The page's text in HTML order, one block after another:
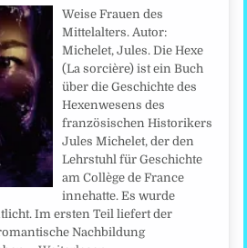
Weise Frauen des
Mittelalters. Autor:
Michelet, Jules. Die Hexe
(La sorcière) ist ein Buch
über die Geschichte des
Hexenwesens des
französischen Historikers
Jules Michelet, der den
Lehrstuhl für Geschichte
am Collège de France
innehatte. Es wurde
Im ersten Teil liefert der
Nachbildung